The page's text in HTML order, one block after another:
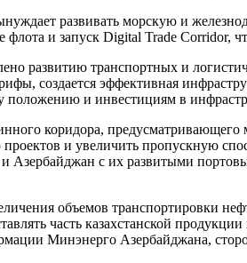
развивать морскую и
и запуск Digital Trade Corridor,
развитию транспортных и
создается эффективная
положению и инвестициям в
коридора,
и увеличить пропускную
и Азербайджан с их развитыми
объемов транспортировки
часть казахстанской
Минэнерго Азербайджана,